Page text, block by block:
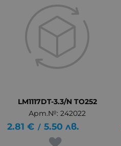
LM1117DT-3.3/N TO252
Арт.№: 242022
2.81 € / 5.50 лв.